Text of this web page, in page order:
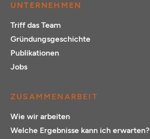
UNTERNEHMEN
Triff das Team
Gründungsgeschichte
Publikationen
Jobs
ZUSAMMENARBEIT
Wie wir arbeiten
Welche Ergebnisse kann ich erwarten?